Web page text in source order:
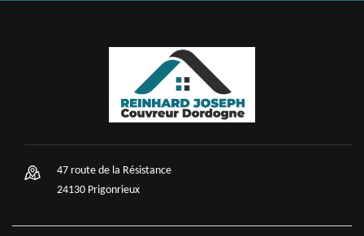
47 route de la Résistance
24130 Prigonrieux